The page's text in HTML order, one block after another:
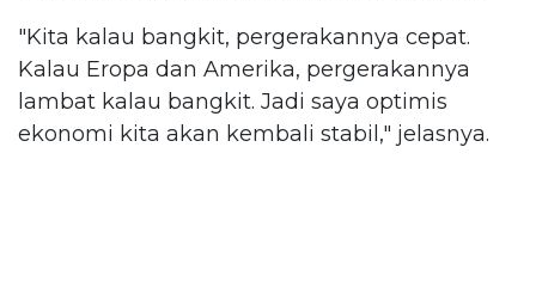
"Kita kalau bangkit, pergerakannya cepat.
Kalau Eropa dan Amerika, pergerakannya
lambat kalau bangkit. Jadi saya optimis
ekonomi kita akan kembali stabil," jelasnya.